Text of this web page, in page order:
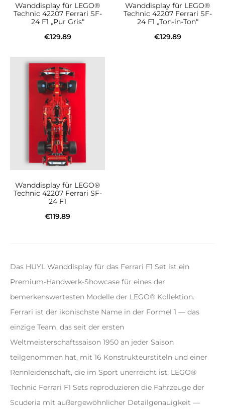
Wanddisplay für LEGO®
Technic 42207 Ferrari SF-
24 F1 „Pur Gris“
€129.89
Wanddisplay für LEGO®
Technic 42207 Ferrari SF-
24 F1 „Ton-in-Ton“
€129.89
Wanddisplay für LEGO®
Technic 42207 Ferrari SF-
24 F1
€119.89
Das HUYL Wanddisplay für das Ferrari F1 Set ist ein
Premium-Handwerk-Showcase für eines der
bemerkenswertesten Modelle der LEGO® Kollektion.
Ferrari ist der ikonischste Name in der Formel 1 — das
einzige Team, das seit der ersten
Weltmeisterschaftssaison 1950 an jeder Saison
teilgenommen hat, mit 16 Konstrukteurstiteln und einer
Rennleidenschaft, die im Sport unerreicht ist. LEGO®
Technic Ferrari F1 Sets reproduzieren die Fahrzeuge der
Scuderia mit außergewöhnlicher Detailgenauigkeit —